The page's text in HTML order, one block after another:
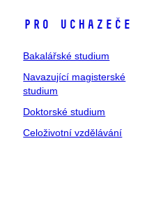
Pro uchazeče
Bakalářské studium
Navazující magisterské
studium
Doktorské studium
Celoživotní vzdělávání